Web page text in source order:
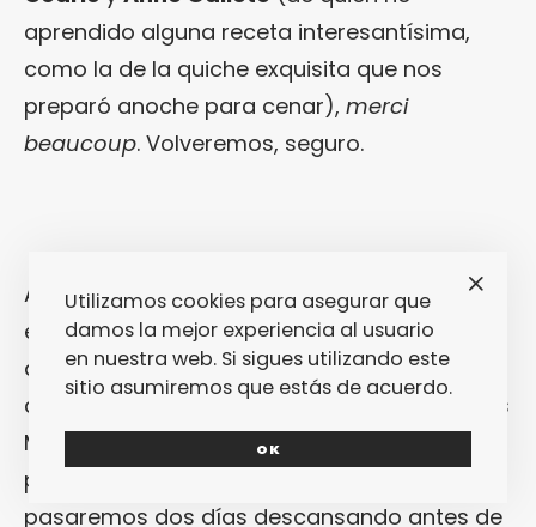
aprendido alguna receta interesantísima,
como la de la quiche exquisita que nos
preparó anoche para cenar), merci
beaucoup. Volveremos, seguro.
Ahora son las once y media de la mañana. Si
estuviera en Sevilla y tuviese que estimar en
qué mes estamos por las condiciones
climatológicas, diría que es febrero. Dejamos
Montpellier y nos dirigimos a una casa
pequeña del Pirineo Aragonés, donde
pasaremos dos días descansando antes de
Utilizamos cookies para asegurar que
damos la mejor experiencia al usuario
en nuestra web. Si sigues utilizando este
sitio asumiremos que estás de acuerdo.
OK